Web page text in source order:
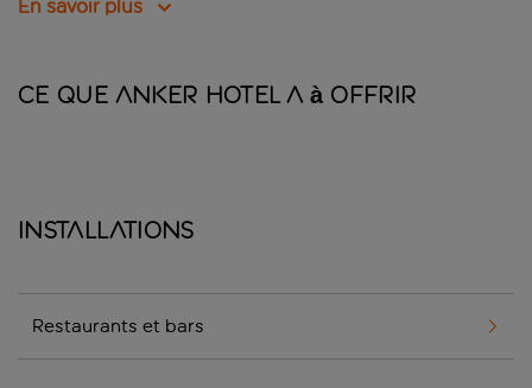
En savoir plus
Ce que Anker Hotel a à offrir
Installations
Restaurants et bars